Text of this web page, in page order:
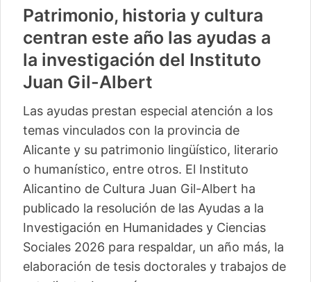
Patrimonio, historia y cultura
centran este año las ayudas a
la investigación del Instituto
Juan Gil-Albert
Las ayudas prestan especial atención a los
temas vinculados con la provincia de
Alicante y su patrimonio lingüístico, literario
o humanístico, entre otros. El Instituto
Alicantino de Cultura Juan Gil-Albert ha
publicado la resolución de las Ayudas a la
Investigación en Humanidades y Ciencias
Sociales 2026 para respaldar, un año más, la
elaboración de tesis doctorales y trabajos de